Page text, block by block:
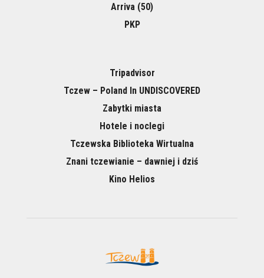
Arriva (50)
PKP
Tripadvisor
Tczew – Poland In UNDISCOVERED
Zabytki miasta
Hotele i noclegi
Tczewska Biblioteka Wirtualna
Znani tczewianie – dawniej i dziś
Kino Helios